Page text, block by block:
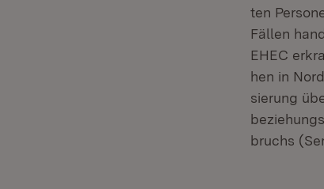
ten
Fällen
EHEC
hen in
sierung
bruchs